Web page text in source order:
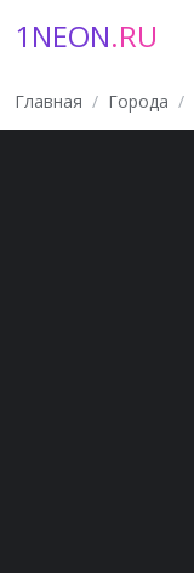
1NEON.RU
Главная Города